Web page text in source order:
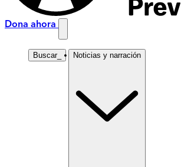
Dona ahora
Buscar_ Noticias y narración